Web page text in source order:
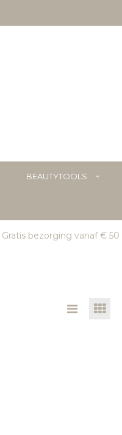
BEAUTYTOOLS
Gratis bezorging vanaf € 50